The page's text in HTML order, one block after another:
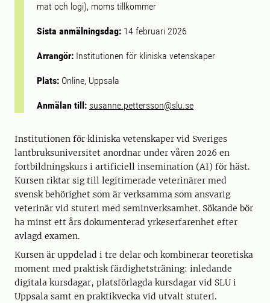
mat och logi), moms tillkommer
Sista anmälningsdag: 14 februari 2026
Arrangör: Institutionen för kliniska vetenskaper
Plats: Online, Uppsala
Anmälan till: susanne.pettersson@slu.se
Institutionen för kliniska vetenskaper vid Sveriges
lantbruksuniversitet anordnar under våren 2026 en
fortbildningskurs i artificiell insemination (AI) för häst.
Kursen riktar sig till legitimerade veterinärer med
svensk behörighet som är verksamma som ansvarig
veterinär vid stuteri med seminverksamhet. Sökande bör
ha minst ett års dokumenterad yrkeserfarenhet efter
avlagd examen.
Kursen är uppdelad i tre delar och kombinerar teoretiska
moment med praktisk färdighetsträning: inledande
digitala kursdagar, platsförlagda kursdagar vid SLU i
Uppsala samt en praktikvecka vid utvalt stuteri.